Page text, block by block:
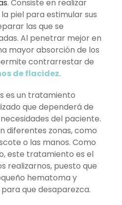
. Consiste en realizar
piel para estimular sus
las que se
Al penetrar mejor en
mayor absorción de los
contrarrestar de
de flacidez.
es un tratamiento
que dependerá de
del paciente.
diferentes zonas, como
o las manos. Como
este tratamiento es el
realizarnos, puesto que
hematoma y
que desaparezca.